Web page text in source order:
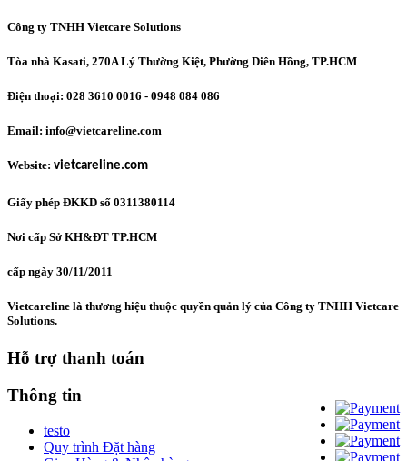
Công ty TNHH Vietcare Solutions
Tòa nhà Kasati, 270A Lý Thường Kiệt, Phường Diên Hồng, TP.HCM
Điện thoại: 028 3610 0016 - 0948 084 086
Email: info@vietcareline.com
Website: vietcareline.com
Giấy phép ĐKKD số 0311380114
Nơi cấp Sở KH&ĐT TP.HCM
cấp ngày 30/11/2011
Vietcareline là thương hiệu thuộc quyền quản lý của Công ty TNHH Vietcare
Solutions.
Hỗ trợ thanh toán
Thông tin
testo
Quy trình Đặt hàng